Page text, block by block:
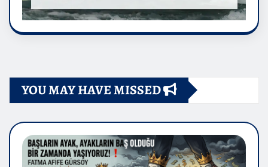
YOU MAY HAVE MISSED